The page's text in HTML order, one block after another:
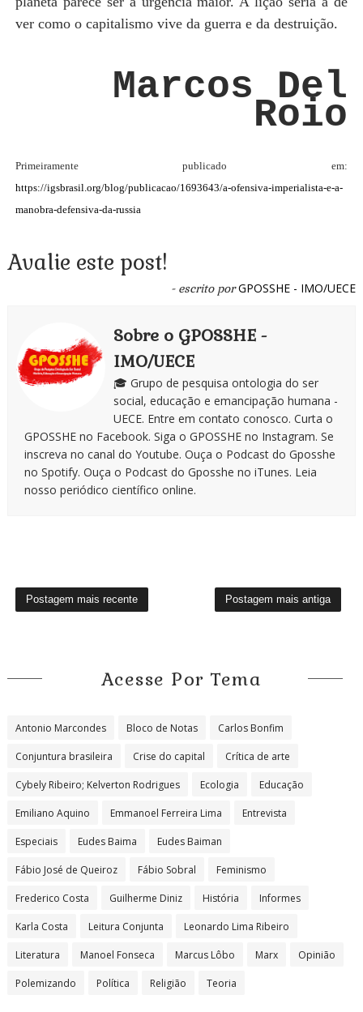
ver como o capitalismo vive da guerra e da destruição.
Marcos Del
Roio
Primeiramente publicado em:
https://igsbrasil.org/blog/publicacao/1693643/a-ofensiva-imperialista-e-a-
manobra-defensiva-da-russia
Avalie este post!
- escrito por GPOSSHE - IMO/UECE
Sobre o GPOSSHE -
IMO/UECE
🎓 Grupo de pesquisa ontologia do ser
social, educação e emancipação humana -
UECE. Entre em contato conosco. Curta o
GPOSSHE no Facebook. Siga o GPOSSHE no Instagram. Se
inscreva no canal do Youtube. Ouça o Podcast do Gposshe
no Spotify. Ouça o Podcast do Gposshe no iTunes. Leia
nosso periódico científico online.
Postagem mais recente Postagem mais antiga
Acesse Por Tema
Antonio Marcondes Bloco de Notas Carlos Bonfim
Conjuntura brasileira Crise do capital Crítica de arte
Cybely Ribeiro; Kelverton Rodrigues Ecologia Educação
Emiliano Aquino Emmanoel Ferreira Lima Entrevista
Especiais Eudes Baima Eudes Baiman
Fábio José de Queiroz Fábio Sobral Feminismo
Frederico Costa Guilherme Diniz História Informes
Karla Costa Leitura Conjunta Leonardo Lima Ribeiro
Literatura Manoel Fonseca Marcus Lôbo Marx Opinião
Polemizando Política Religião Teoria